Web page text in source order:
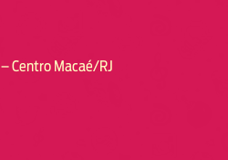
Centro Macaé/RJ